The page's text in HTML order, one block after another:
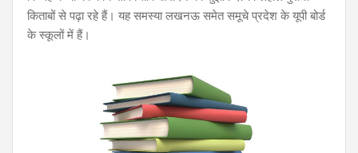
किताबों से पढ़ा रहे हैं। यह समस्या लखनऊ समेत समूचे प्रदेश के यूपी बोर्ड
के स्कूलों में हैं।